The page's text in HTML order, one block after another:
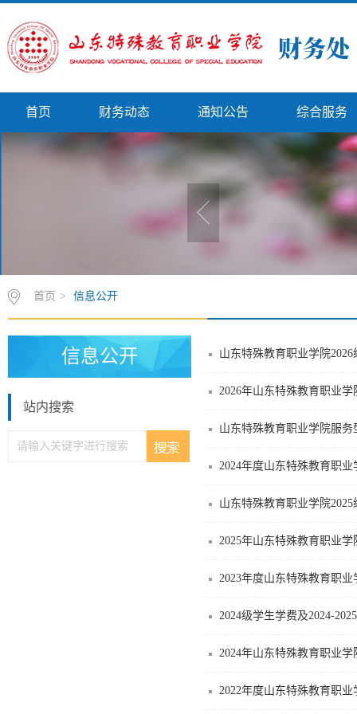
首页 财务动态 通知公告 综合服务
首页 > 信息公开
信息公开
站内搜索
山东特殊教育职业学院
2026年山东特殊教育职业学
山东特殊教育职业学院服
2024年度山东特殊教育职业
山东特殊教育职业学院
2025年山东特殊教育职业学
2023年度山东特殊教育职业
2024级学生学费及2024-
2024年山东特殊教育职业学
2022年度山东特殊教育职业